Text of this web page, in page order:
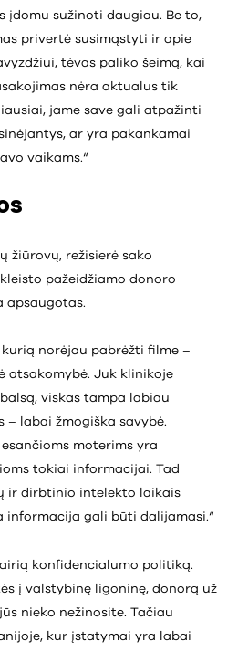
įdomu sužinoti daugiau. Be to,
privertė susimąstyti ir apie
tėvas paliko šeimą, kai
nėra aktualus tik
jame save gali atpažinti
ar yra pakankamai
vaikams.“
žiūrovų, režisierė sako
pažeidžiamo donoro
apsaugotas.
kurią norėjau pabrėžti filme –
atsakomybė. Juk klinikoje
viskas tampa labiau
– labai žmogiška savybė.
moterims yra
tokiai informacijai. Tad
ir dirbtinio intelekto laikais
informacija gali būti dalijamasi.“
konfidencialumo politiką.
į valstybinę ligoninę, donorą už
nieko nežinosite. Tačiau
kur įstatymai yra labai